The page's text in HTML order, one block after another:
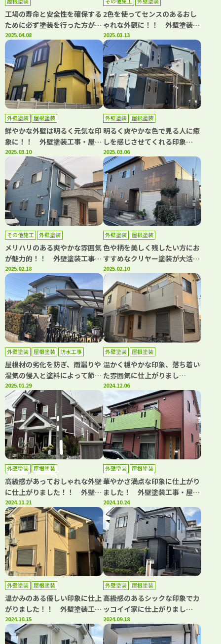
工場の寿命と安全性を確保する
ために必ず塗装を行った方がい
い！！ より丈夫で長持ちす
る！！ 工場屋根塗装工事
川口市柳崎 K様 ｜埼玉県川
口市、蕨市の外壁塗装・屋根塗
装専門店カワグチペイント 口
コミ評判No,1！
2025.04.08
2色を使ってセンスのあるおし
ゃれな外観に！！ 外壁塗装工
事・屋根葺き替え工事 川口
市南鳩ヶ谷 S様邸 ｜埼玉県
川口市、蕨市の外壁塗装・屋根
塗装専門店カワグチペイント
口コミ評判No,1！
2025.03.13
外壁塗装 屋根塗装
鮮やかな外壁は明るく元気な印
象に！！ 外壁塗装工事・屋根
塗装工事 川口市南鳩ヶ谷
S様邸 ｜埼玉県川口市、蕨市
の外壁塗装・屋根塗装専門店カ
ワグチペイント 口コミ評判
No,1！
2025.03.10
外壁塗装 屋根塗装
明るく爽やかな色で見る人に癒
しを感じさせてくれる印象
に！！ 外壁塗装工事・屋根塗
装工事 川口市東貝塚 M様
邸 ｜埼玉県川口市、蕨市の外
壁塗装・屋根塗装専門店カワグ
チペイント 口コミ評判
No,1！
2025.03.06
その他施工 外壁塗装
メリハリのある爽やかな雰囲気
が魅力的！！ 外壁塗装工事・
屋根葺き替え工事 川口市江
戸 S様邸 ｜埼玉県川口市、
蕨市の外壁塗装・屋根塗装専門
店カワグチペイント 口コミ評
判No,1！
2025.02.18
外壁塗装 屋根塗装
色や柄を美しく残したい方にお
すすめなクリヤー塗装が大活躍
します！！ 外壁塗装工事・屋
根塗装工事 川口市南鳩ヶ
谷 Y様邸 ｜埼玉県川口市、
蕨市の外壁塗装・屋根塗装専門
店カワグチペイント 口コミ評
判No,1！
2025.02.10
外壁塗装 屋根塗装 防水工事
屋根材の劣化を防ぎ、雨漏りや
湿気の侵入と塗料によって節電
効果が期待できる！！ 外壁塗
装工事・屋根塗装工事 川口
市南鳩ヶ谷 T様邸 ｜埼玉県
川口市、蕨市の外壁塗装・屋根
塗装専門店カワグチペイント
口コミ評判No,1！
2025.01.29
外壁塗装 屋根塗装
温かく穏やかな印象、落ち着い
た雰囲気に仕上がりまし
た！！ 外壁塗装工事・屋根塗
装工事 川口市青木 M様
邸 ｜埼玉県川口市、蕨市の外
壁塗装・屋根塗装専門店カワグ
チペイント 口コミ評判
No,1！
2024.12.06
外壁塗装 屋根塗装
高級感があっておしゃれな外壁
に仕上がりました！！ 外壁塗
装工事・屋根塗装工事 川口
市戸塚南 T様邸 ｜埼玉県川
口市、蕨市の外壁塗装・屋根塗
装専門店カワグチペイント 口
コミ評判No,1！
2024.11.21
外壁塗装 屋根塗装
華やかさ満点な印象に仕上がり
ました！ 外壁塗装工事・屋根
塗装工事 川口市領家 M様
邸 ｜埼玉県川口市、蕨市の外
壁塗装・屋根塗装専門店カワグ
チペイント 口コミ評判
No,1！
2024.10.24
外壁塗装 屋根塗装
温かみのある優しい印象に仕上
がりました！！ 外壁塗装工
事・屋根塗装工事 川口市江
戸 M様邸 ｜埼玉県川口市、
蕨市の外壁塗装・屋根塗装専門
2024.10.15
外壁塗装 屋根塗装
高級感のあるシックな印象でカ
ッコイイ家に仕上がりまし
た！！ 外壁塗装工事・屋根塗
装工事 川口市安行領根岸
O様邸 ｜埼玉県川口市、蕨市
2024.09.18